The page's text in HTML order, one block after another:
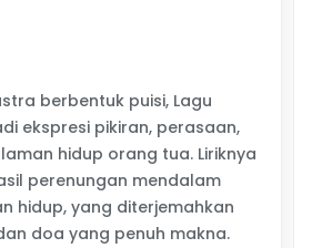
berbentuk puisi, Lagu
ekspresi pikiran, perasaan,
hidup orang tua. Liriknya
perenungan mendalam
hidup, yang diterjemahkan
doa yang penuh makna.